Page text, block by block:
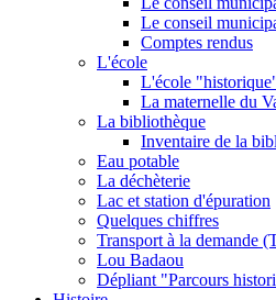
Le conseil
Comptes rendus
L'école
L'école
La maternelle du
La bibliothèque
Inventaire de la
Eau potable
La déchèterie
Lac et station d'épuration
Quelques chiffres
Transport à la demande
Lou Badaou
Dépliant "Parcours